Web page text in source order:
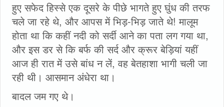
हुए सफेद हिस्से एक दूसरे के पीछे भागते हुए घुंध की तरफ
चले जा रहे थे, और आपस में भिड़-भिड़ जाते थे! मालूम
होता था कि कहीं नदी को सर्दी आने का पता लग गया था,
और इस डर से कि बर्फ की सर्द और क्रूर बेड़ियां यहीं
आज ही रात में उसे बांध न लें, वह बेतहाशा भागी चली जा
रही थी। आसमान अंधेरा था।
बादल जम गए थे।